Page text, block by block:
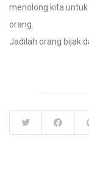
menolong kita
orang.
Jadilah orang bijak